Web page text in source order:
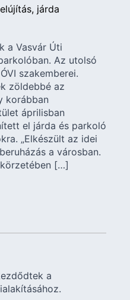
járda
a Vasvár Úti
Az utolsó
szakemberei.
zöldebbé az
korábban
áprilisban
el járda és parkoló
„Elkészült az idei
a városban.
[…]